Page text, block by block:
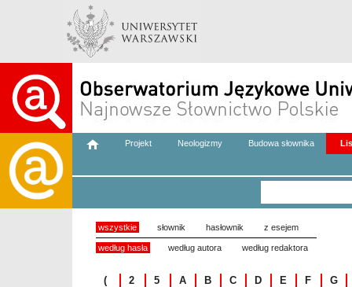
Projekt Neologizmy Budowa słownika
wszystkie słownik hasłownik z esejem
według hasła według autora według redaktora
( 2 5 A B C D E F
G